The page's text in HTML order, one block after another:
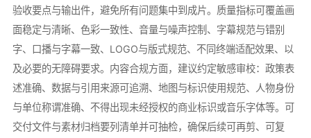
验收要点与输出件，避免所有问题集中到成片。质量指标可覆盖画
面稳定与清晰、色彩一致性、音量与噪声控制、字幕规范与错别
字、口播与字幕一致、LOGO与版式规范、不同终端适配效果、以
及必要的无障碍要求。内容合规方面，建议约定敏感审校：政策表
述准确、数据与引用来源可追溯、地图与标识使用规范、人物身份
与单位称谓准确、不得出现未经授权的商业标识或音乐字体等。可
交付文件与素材归档要列清单并可抽检，确保后续可再剪、可复